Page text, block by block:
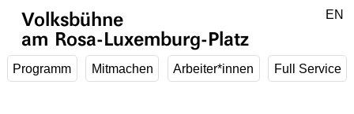
Volksbühne
am Rosa-Luxemburg-Platz
Programm Mitmachen Arbeiter*innen Full Service
DE
EN